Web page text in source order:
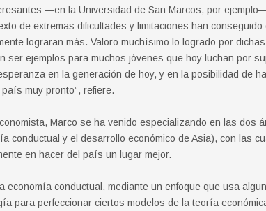
—en la Universidad de San Marcos, por
de extremas dificultades y limitaciones han
lograran más. Valoro muchísimo lo logrado por
ser ejemplos para muchos jóvenes que hoy luchan por
en la generación de hoy, y en la posibilidad de
muy pronto”, refiere.
Marco se ha venido especializando en las dos
conductual y el desarrollo económico de Asia), con las
en hacer del país un lugar mejor.
economía conductual, mediante un enfoque que usa
para perfeccionar ciertos modelos de la teoría